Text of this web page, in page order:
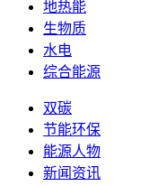
地热能
生物质
水电
综合能源
双碳
节能环保
能源人物
新闻资讯